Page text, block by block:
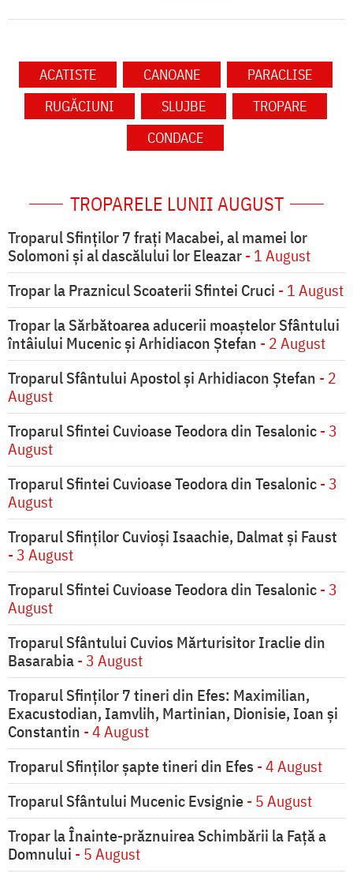
ACATISTE CANOANE
PARACLISE
RUGĂCIUNI
SLUJBE
TROPARE
CONDACE
TROPARELE LUNII AUGUST
Troparul Sfinţilor 7 fraţi Macabei, al mamei lor
Solomoni şi al dascălului lor Eleazar- 1 August
Tropar la Praznicul Scoaterii Sfintei Cruci - 1 August
Tropar la Sărbătoarea aducerii moaştelor Sfântului
întâiului Mucenic şi Arhidiacon Ştefan - 2 August
Troparul Sfântului Apostol și Arhidiacon Ștefan - 2
August
Troparul Sfintei Cuvioase Teodora din Tesalonic- 3
August
Troparul Sfintei Cuvioase Teodora din Tesalonic- 3
August
Troparul Sfinţilor Cuvioşi Isaachie, Dalmat şi Faust
- 3 August
Troparul Sfintei Cuvioase Teodora din Tesalonic- 3
August
Troparul Sfântului Cuvios Mărturisitor Iraclie din
Basarabia- 3 August
Troparul Sfinţilor 7 tineri din Efes: Maximilian,
Exacustodian, Iamvlih, Martinian, Dionisie, Ioan şi
Constantin - 4 August
Troparul Sfinţilor şapte tineri din Efes - 4 August
Troparul Sfântului Mucenic Evsignie- 5 August
Tropar la Înainte-prăznuirea Schimbării la Faţă a
Domnului - 5 August